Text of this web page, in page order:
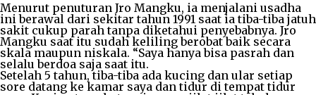
Menurut penuturan Jro Mangku, ia menjalani usadha
ini berawal dari sekitar tahun 1991 saat ia tiba-tiba jatuh
sakit cukup parah tanpa diketahui penyebabnya. Jro
Mangku saat itu sudah keliling berobat baik secara
skala maupun niskala. “Saya hanya bisa pasrah dan
selalu berdoa saja saat itu.
Setelah 5 tahun, tiba-tiba ada kucing dan ular setiap
sore datang ke kamar saya dan tidur di tempat tidur